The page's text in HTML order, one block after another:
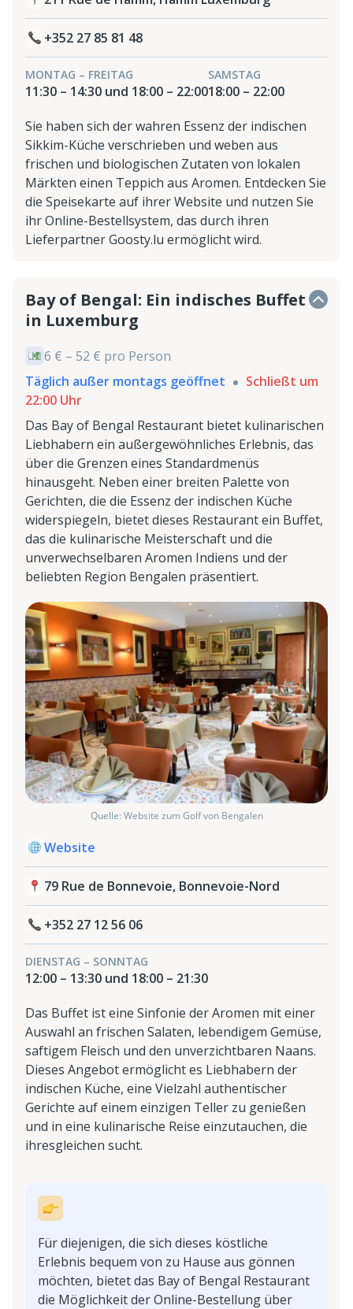
+352 27 85 81 48
MONTAG – FREITAG
11:30 – 14:30 und 18:00 – 22:00
SAMSTAG
18:00 – 22:00
Sie haben sich der wahren Essenz der indischen
Sikkim-Küche verschrieben und weben aus
frischen und biologischen Zutaten von lokalen
Märkten einen Teppich aus Aromen. Entdecken Sie
die Speisekarte auf ihrer Website und nutzen Sie
ihr Online-Bestellsystem, das durch ihren
Lieferpartner Goosty.lu ermöglicht wird.
Bay of Bengal: Ein indisches Buffet
in Luxemburg
6 € – 52 € pro Person
Täglich außer montags geöffnet
Schließt um
22:00 Uhr
Das Bay of Bengal Restaurant bietet kulinarischen
Liebhabern ein außergewöhnliches Erlebnis, das
über die Grenzen eines Standardmenüs
hinausgeht. Neben einer breiten Palette von
Gerichten, die die Essenz der indischen Küche
widerspiegeln, bietet dieses Restaurant ein Buffet,
das die kulinarische Meisterschaft und die
unverwechselbaren Aromen Indiens und der
beliebten Region Bengalen präsentiert.
Quelle: Website zum Golf von Bengalen
Website
79 Rue de Bonnevoie, Bonnevoie-Nord
+352 27 12 56 06
DIENSTAG – SONNTAG
12:00 – 13:30 und 18:00 – 21:30
Das Buffet ist eine Sinfonie der Aromen mit einer
Auswahl an frischen Salaten, lebendigem Gemüse,
saftigem Fleisch und den unverzichtbaren Naans.
Dieses Angebot ermöglicht es Liebhabern der
indischen Küche, eine Vielzahl authentischer
Gerichte auf einem einzigen Teller zu genießen
und in eine kulinarische Reise einzutauchen, die
ihresgleichen sucht.
Für diejenigen, die sich dieses köstliche
Erlebnis bequem von zu Hause aus gönnen
möchten, bietet das Bay of Bengal Restaurant
die Möglichkeit der Online-Bestellung über